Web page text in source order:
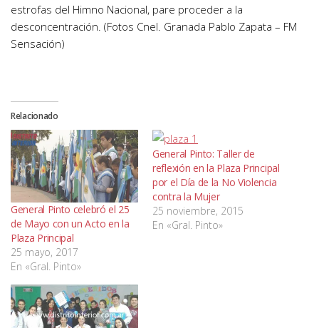
estrofas del Himno Nacional, pare proceder a la
desconcentración. (Fotos Cnel. Granada Pablo Zapata – FM
Sensación)
Relacionado
General Pinto celebró el 25
de Mayo con un Acto en la
Plaza Principal
25 mayo, 2017
En «Gral. Pinto»
General Pinto: Taller de
reflexión en la Plaza Principal
por el Día de la No Violencia
contra la Mujer
25 noviembre, 2015
En «Gral. Pinto»